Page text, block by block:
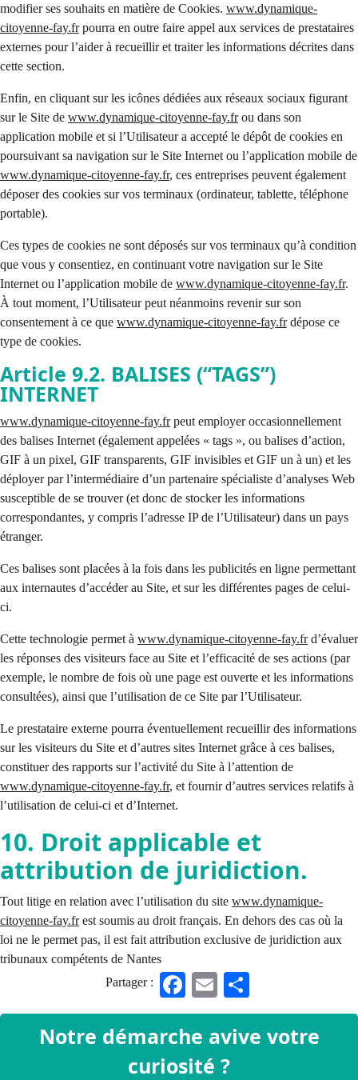
modifier ses souhaits en matière de Cookies. www.dynamique-
citoyenne-fay.frpourra en outre faire appel aux services de prestataires
externes pour l’aider à recueillir et traiter les informations décrites dans
cette section.
Enfin, en cliquant sur les icônes dédiées aux réseaux sociaux figurant
sur le Site de www.dynamique-citoyenne-fay.frou dans son
application mobile et si l’Utilisateur a accepté le dépôt de cookies en
poursuivant sa navigation sur le Site Internet ou l’application mobile de
www.dynamique-citoyenne-fay.fr, ces entreprises peuvent également
déposer des cookies sur vos terminaux (ordinateur, tablette, téléphone
portable).
Ces types de cookies ne sont déposés sur vos terminaux qu’à condition
que vous y consentiez, en continuant votre navigation sur le Site
Internet ou l’application mobile de www.dynamique-citoyenne-fay.fr.
À tout moment, l’Utilisateur peut néanmoins revenir sur son
consentement à ce que www.dynamique-citoyenne-fay.frdépose ce
type de cookies.
Article 9.2. BALISES (“TAGS”)
INTERNET
www.dynamique-citoyenne-fay.frpeut employer occasionnellement
des balises Internet (également appelées « tags », ou balises d’action,
GIF à un pixel, GIF transparents, GIF invisibles et GIF un à un) et les
déployer par l’intermédiaire d’un partenaire spécialiste d’analyses Web
susceptible de se trouver (et donc de stocker les informations
correspondantes, y compris l’adresse IP de l’Utilisateur) dans un pays
étranger.
Ces balises sont placées à la fois dans les publicités en ligne permettant
aux internautes d’accéder au Site, et sur les différentes pages de celui-
ci.
Cette technologie permet à www.dynamique-citoyenne-fay.frd’évaluer
les réponses des visiteurs face au Site et l’efficacité de ses actions (par
exemple, le nombre de fois où une page est ouverte et les informations
consultées), ainsi que l’utilisation de ce Site par l’Utilisateur.
Le prestataire externe pourra éventuellement recueillir des informations
sur les visiteurs du Site et d’autres sites Internet grâce à ces balises,
constituer des rapports sur l’activité du Site à l’attention de
www.dynamique-citoyenne-fay.fr, et fournir d’autres services relatifs à
l’utilisation de celui-ci et d’Internet.
10. Droit applicable et
attribution de juridiction.
Tout litige en relation avec l’utilisation du site www.dynamique-
citoyenne-fay.frest soumis au droit français. En dehors des cas où la
loi ne le permet pas, il est fait attribution exclusive de juridiction aux
tribunaux compétents de Nantes
Partager :
Fa
ce
bo
ok
E
m
ail
ha
re
Notre démarche avive votre
curiosité ?